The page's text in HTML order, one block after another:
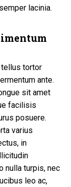
lacinia.
tellus tortor
ante.
sit amet
facilisis
posuere.
varius
in
nulla turpis, nec
leo ac,